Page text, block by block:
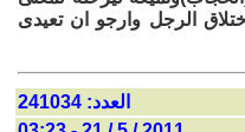
الرجل وارجو ان تعيدى
العدد: 241034